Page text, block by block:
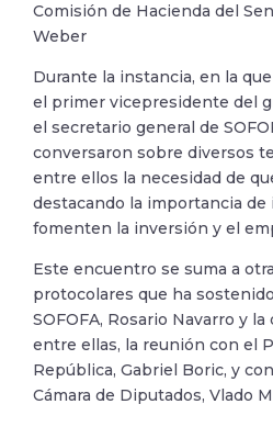
Comisión de Hacienda del
Weber
Durante la instancia, en la
el primer vicepresidente del
el secretario general de
conversaron sobre diversos
entre ellos la necesidad de
destacando la importancia
fomenten la inversión y el
Este encuentro se suma a
protocolares que ha
SOFOFA, Rosario Navarro y
entre ellas, la reunión con el
República, Gabriel Boric, y
Cámara de Diputados, Vlado